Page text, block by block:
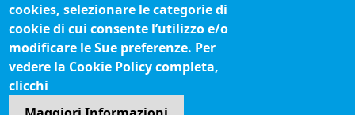
IBAN pagamenti alla CCIAA
Questionari soddisfazione utenti
Seguici su
cookies, selezionare le categorie di
cookie di cui consente l’utilizzo e/o
modificare le Sue preferenze. Per
vedere la Cookie Policy completa,
clicchi